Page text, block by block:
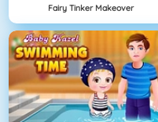
Fairy Tinker Makeover